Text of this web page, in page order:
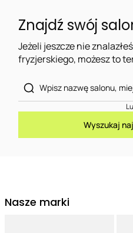
Znajdź swój
Jeżeli jeszcze nie
fryzjerskiego, możesz to
Wyszukaj
Nasze marki